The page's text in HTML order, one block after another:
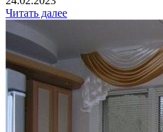
Читать далее